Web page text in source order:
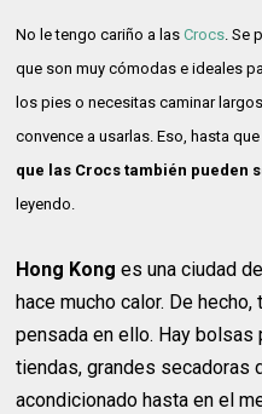
No le tengo cariño a lasCrocs. Se
que son muy cómodas e ideales
los pies o necesitas caminar
convence a usarlas. Eso, hasta
que las Crocs también pueden
leyendo.
Hong Kong es una ciudad
hace mucho calor. De
pensada en ello. Hay bolsas
tiendas, grandes secadoras
acondicionado hasta en el